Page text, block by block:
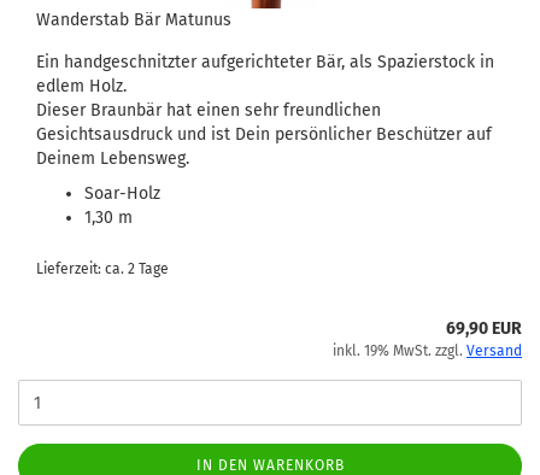
Wanderstab Bär Matunus
Ein handgeschnitzter aufgerichteter Bär, als Spazierstock in
edlem Holz.
Dieser Braunbär hat einen sehr freundlichen
Gesichtsausdruck und ist Dein persönlicher Beschützer auf
Deinem Lebensweg.
Soar-Holz
1,30 m
Lieferzeit: ca. 2 Tage
69,90 EUR
inkl. 19% MwSt. zzgl. Versand
IN DEN WARENKORB